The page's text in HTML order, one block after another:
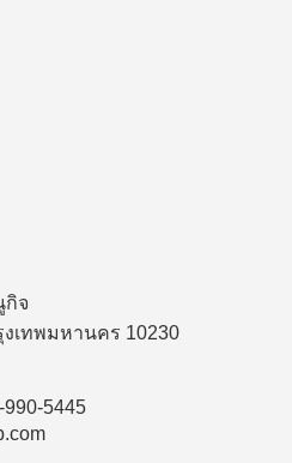
กิจ
เทพมหานคร 10230
990-5445